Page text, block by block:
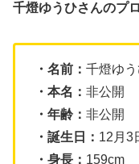
千燈ゆうひさんのプ
・名前： 千燈ゆう
・本名： 非公開
・年齢： 非公開
・誕生日： 12月3
・身長： 159cm